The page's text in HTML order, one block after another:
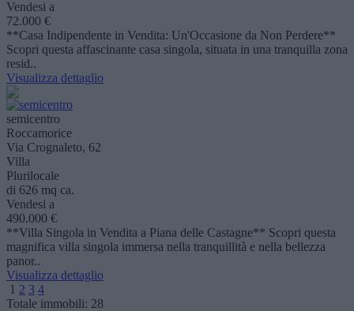
Vendesi a
72.000 €
**Casa Indipendente in Vendita: Un'Occasione da Non Perdere**
Scopri questa affascinante casa singola, situata in una tranquilla zona
resid..
Visualizza dettaglio
semicentro
Roccamorice
Via Crognaleto, 62
Villa
Plurilocale
di 626 mq ca.
Vendesi a
490.000 €
**Villa Singola in Vendita a Piana delle Castagne** Scopri questa
magnifica villa singola immersa nella tranquillità e nella bellezza
panor..
Visualizza dettaglio
1 2 3 4
Totale immobili: 28